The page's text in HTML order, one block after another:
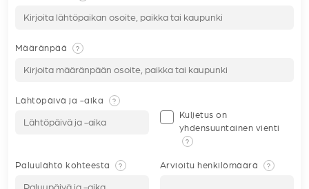
Määränpää ?
Lähtöpäivä ja -aika ?
Kuljetus on
yhdensuuntainen vienti
?
Paluulähtö kohteesta ? Arvioitu henkilömäärä ?